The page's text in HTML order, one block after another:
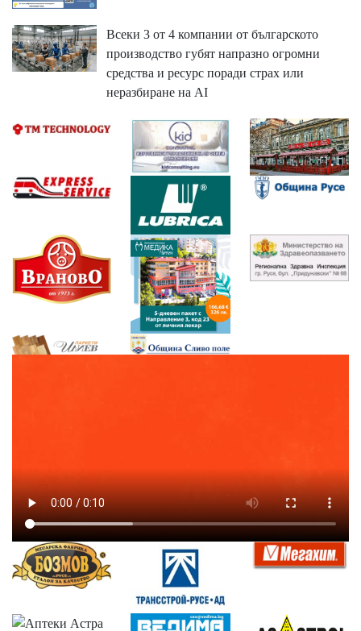
Всеки 3 от 4 компании от българското
производство губят напразно огромни
средства и ресурс поради страх или
неразбиране на AI